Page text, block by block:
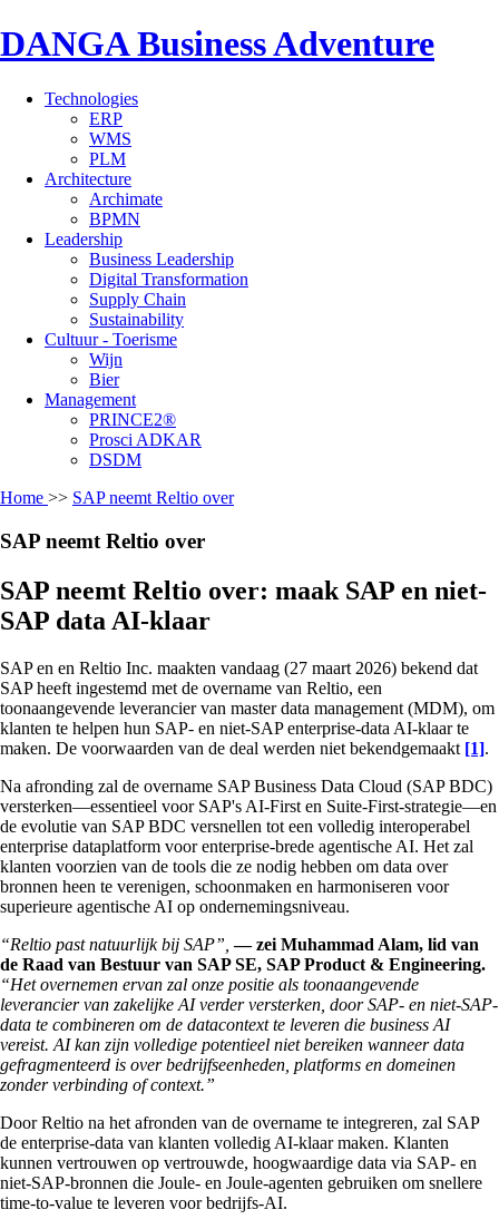
DANGA Business Adventure
Technologies
ERP
WMS
PLM
Architecture
Archimate
BPMN
Leadership
Business Leadership
Digital Transformation
Supply Chain
Sustainability
Cultuur - Toerisme
Wijn
Bier
Management
PRINCE2®
Prosci ADKAR
DSDM
Home >> SAP neemt Reltio over
SAP neemt Reltio over
SAP neemt Reltio over: maak SAP en niet-
SAP data AI-klaar
SAP en en Reltio Inc. maakten vandaag (27 maart 2026) bekend dat
SAP heeft ingestemd met de overname van Reltio, een
toonaangevende leverancier van master data management (MDM), om
klanten te helpen hun SAP- en niet-SAP enterprise-data AI-klaar te
maken. De voorwaarden van de deal werden niet bekendgemaakt [1].
Na afronding zal de overname SAP Business Data Cloud (SAP BDC)
versterken—essentieel voor SAP's AI-First en Suite-First-strategie—en
de evolutie van SAP BDC versnellen tot een volledig interoperabel
enterprise dataplatform voor enterprise-brede agentische AI. Het zal
klanten voorzien van de tools die ze nodig hebben om data over
bronnen heen te verenigen, schoonmaken en harmoniseren voor
superieure agentische AI op ondernemingsniveau.
“Reltio past natuurlijk bij SAP”, — zei Muhammad Alam, lid van
de Raad van Bestuur van SAP SE, SAP Product & Engineering.
“Het overnemen ervan zal onze positie als toonaangevende
leverancier van zakelijke AI verder versterken, door SAP- en niet-SAP-
data te combineren om de datacontext te leveren die business AI
vereist. AI kan zijn volledige potentieel niet bereiken wanneer data
gefragmenteerd is over bedrijfseenheden, platforms en domeinen
zonder verbinding of context.”
Door Reltio na het afronden van de overname te integreren, zal SAP
de enterprise-data van klanten volledig AI-klaar maken. Klanten
kunnen vertrouwen op vertrouwde, hoogwaardige data via SAP- en
niet-SAP-bronnen die Joule- en Joule-agenten gebruiken om snellere
time-to-value te leveren voor bedrijfs-AI.